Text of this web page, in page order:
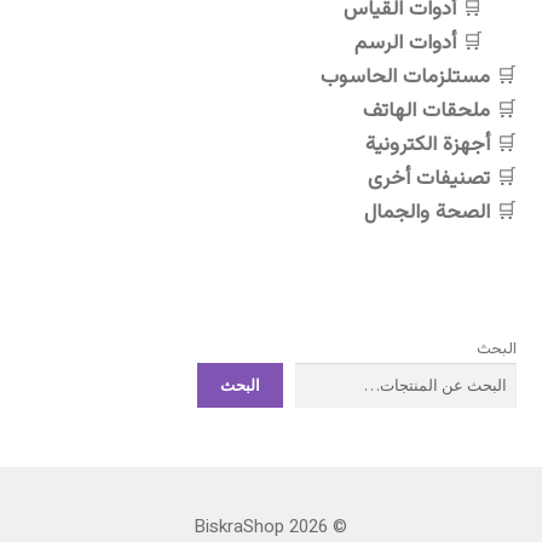
أدوات القياس
أدوات الرسم
مستلزمات الحاسوب
ملحقات الهاتف
أجهزة الكترونية
تصنيفات أخرى
الصحة والجمال
البحث
البحث
© BiskraShop 2026